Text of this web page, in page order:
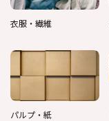
衣服・繊維
パルプ・紙